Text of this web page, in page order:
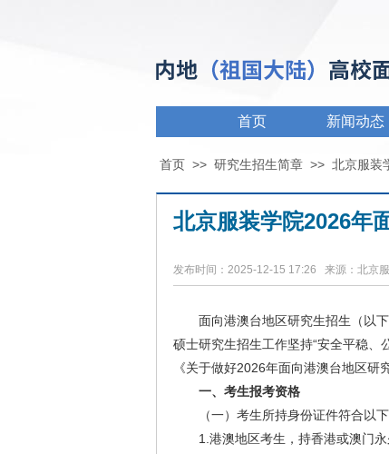
首页 新闻动态
首页 >> 研究生招生简章 >> 北京服装
北京服装学院2026年
发布时间：2025-12-15 17:26 来源：北京
面向港澳台地区研究生招生（以
硕士研究生招生工作坚持“安全平稳
《关于做好2026年面向港澳台地区
一、考生报考资格
（一）考生所持身份证件符合以
1.港澳地区考生，持香港或澳门